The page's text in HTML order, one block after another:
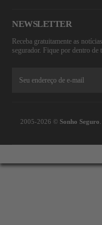
NEWSLETTER
Receba gratuitamente as
segurador. Fique por dentro de
2005-2026 © Sonho Seguro